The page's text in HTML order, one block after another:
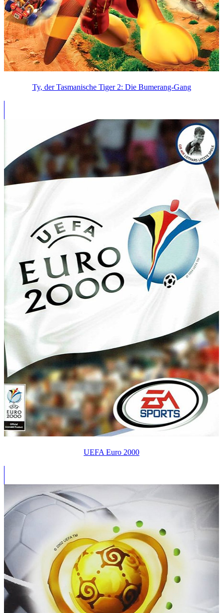
Ty, der Tasmanische Tiger 2: Die Bumerang-Gang
UEFA Euro 2000